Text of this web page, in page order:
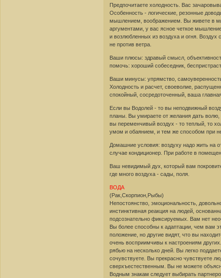
Предпочитаете холодность. Вас
Особенность - логические, резонные
мышлением, воображением. Вы живете в
аргументами, у вас ясное четкое
и возлюбленных из воздуха и огня.
не против ветра.
Ваши плюсы: здравый смысл,
помочь: хороший собеседник,
Ваши минусы: упрямство,
Холодность и расчет, своеволие,
спокойный, сосредоточенный, ваша
Если вы Водолей - то вы неподвижный
планы. Вы умираете от желания дать
вы переменчивый воздух - то теплый, то
умом и обаянием, и тем же способом при
Домашние условия: воздуху надо жить на
случае кондиционер. При работе в
Ваш невидимый дух, который вам
где много воздуха - сады, поля.
ВОДА
(Рак,Скорпион,Рыбы)
Непостоянство, эмоциональность,
инстинктивная реакция на людей,
подсознательно фиксируемых. Вам нет
Вы более способны к адаптации, чем вам
положение, но другие видят, что вы
очень восприимчивы к настроениям
рябью на несколько дней. Вы легко
сочувствуете. Вы прекрасно чувствуете
сверхъестественным. Вы не можете
Водным знакам следует выбирать